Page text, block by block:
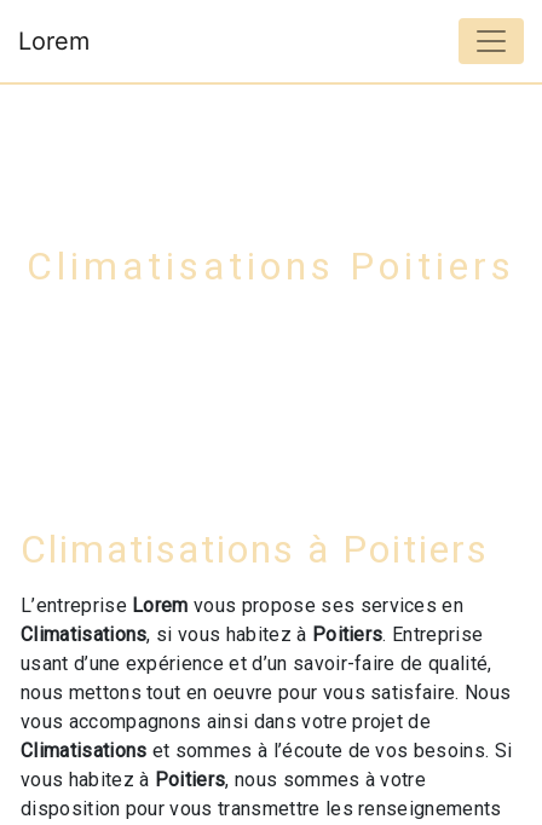
Lorem
Climatisations Poitiers
Climatisations à Poitiers
L’entreprise Lorem vous propose ses services en
Climatisations, si vous habitez à Poitiers. Entreprise
usant d’une expérience et d’un savoir-faire de qualité,
nous mettons tout en oeuvre pour vous satisfaire. Nous
vous accompagnons ainsi dans votre projet de
Climatisations et sommes à l’écoute de vos besoins. Si
vous habitez à Poitiers, nous sommes à votre
disposition pour vous transmettre les renseignements